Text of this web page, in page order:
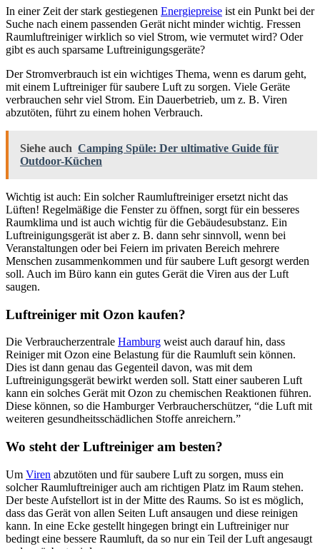
In einer Zeit der stark gestiegenen Energiepreise ist ein Punkt bei der
Suche nach einem passenden Gerät nicht minder wichtig. Fressen
Raumluftreiniger wirklich so viel Strom, wie vermutet wird? Oder
gibt es auch sparsame Luftreinigungsgeräte?
Der Stromverbrauch ist ein wichtiges Thema, wenn es darum geht,
mit einem Luftreiniger für saubere Luft zu sorgen. Viele Geräte
verbrauchen sehr viel Strom. Ein Dauerbetrieb, um z. B. Viren
abzutöten, führt zu einem hohen Verbrauch.
Siehe auch Camping Spüle: Der ultimative Guide für
Outdoor-Küchen
Wichtig ist auch: Ein solcher Raumluftreiniger ersetzt nicht das
Lüften! Regelmäßige die Fenster zu öffnen, sorgt für ein besseres
Raumklima und ist auch wichtig für die Gebäudesubstanz. Ein
Luftreinigungsgerät ist aber z. B. dann sehr sinnvoll, wenn bei
Veranstaltungen oder bei Feiern im privaten Bereich mehrere
Menschen zusammenkommen und für saubere Luft gesorgt werden
soll. Auch im Büro kann ein gutes Gerät die Viren aus der Luft
saugen.
Luftreiniger mit Ozon kaufen?
Die Verbraucherzentrale Hamburg weist auch darauf hin, dass
Reiniger mit Ozon eine Belastung für die Raumluft sein können.
Dies ist dann genau das Gegenteil davon, was mit dem
Luftreinigungsgerät bewirkt werden soll. Statt einer sauberen Luft
kann ein solches Gerät mit Ozon zu chemischen Reaktionen führen.
Diese können, so die Hamburger Verbraucherschützer, “die Luft mit
weiteren gesundheitsschädlichen Stoffe anreichern.”
Wo steht der Luftreiniger am besten?
Um Viren abzutöten und für saubere Luft zu sorgen, muss ein
solcher Raumluftreiniger auch am richtigen Platz im Raum stehen.
Der beste Aufstellort ist in der Mitte des Raums. So ist es möglich,
dass das Gerät von allen Seiten Luft ansaugen und diese reinigen
kann. In eine Ecke gestellt hingegen bringt ein Luftreiniger nur
bedingt eine bessere Raumluft, da so nur ein Teil der Luft angesaugt